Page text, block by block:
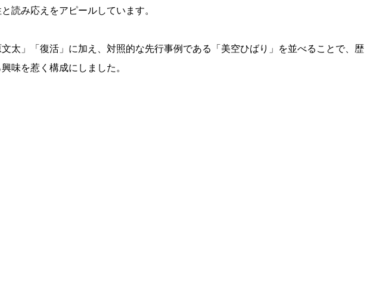
読み応えをアピールしています。
太」「復活」に加え、対照的な先行事例である「美空ひばり」を並べることで、歴
味を惹く構成にしました。